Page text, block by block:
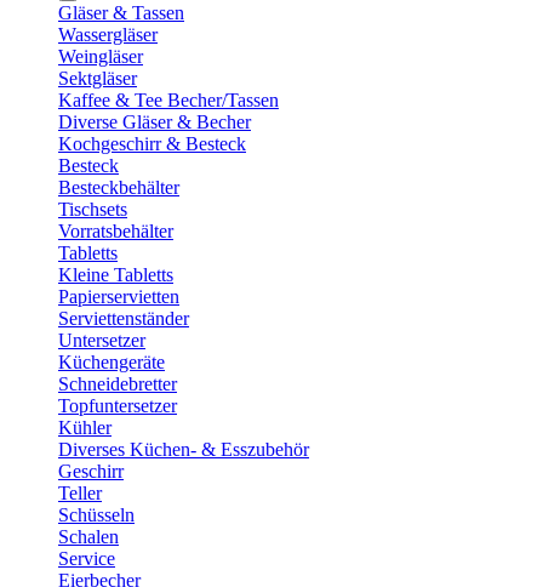
Gläser & Tassen
Wassergläser
Weingläser
Sektgläser
Kaffee & Tee Becher/Tassen
Diverse Gläser & Becher
Kochgeschirr & Besteck
Besteck
Besteckbehälter
Tischsets
Vorratsbehälter
Tabletts
Kleine Tabletts
Papierservietten
Serviettenständer
Untersetzer
Küchengeräte
Schneidebretter
Topfuntersetzer
Kühler
Diverses Küchen- & Esszubehör
Geschirr
Teller
Schüsseln
Schalen
Service
Eierbecher